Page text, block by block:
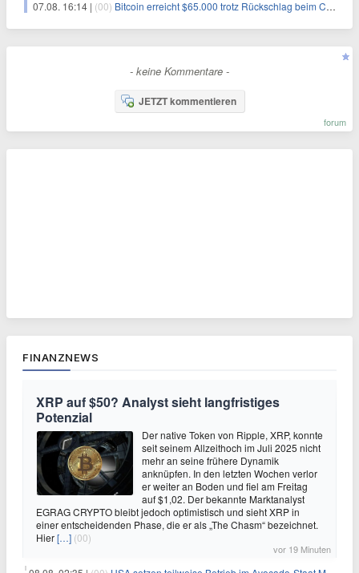
07.08. 16:14 | (00) Bitcoin erreicht $65.000 trotz Rückschlag beim CLARITY Act und fehlendem US-Iran-Abkommen
- keine Kommentare -
JETZT kommentieren
forum
FINANZNEWS
XRP auf $50? Analyst sieht langfristiges
Potenzial
Der native Token von Ripple, XRP, konnte
seit seinem Allzeithoch im Juli 2025 nicht
mehr an seine frühere Dynamik
anknüpfen. In den letzten Wochen verlor
er weiter an Boden und fiel am Freitag
auf $1,02. Der bekannte Marktanalyst
EGRAG CRYPTO bleibt jedoch optimistisch und sieht XRP in
einer entscheidenden Phase, die er als „The Chasm“ bezeichnet.
Hier[…] (00)
vor 19 Minuten